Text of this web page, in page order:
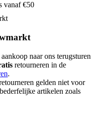
vanaf €50
naar ons terugsturen
retourneren in de
.
gelden niet voor
artikelen zoals